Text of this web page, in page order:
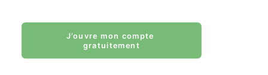
J’ouvre mon compte
gratuitement